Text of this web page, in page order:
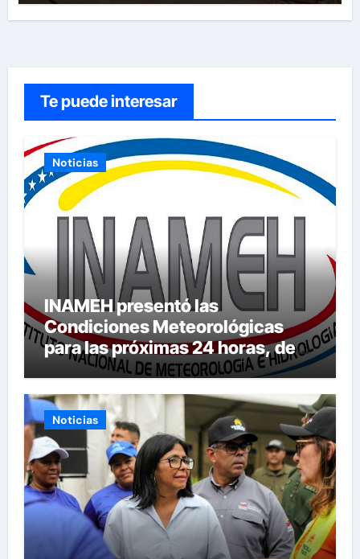
Te puede interesar
Noticias
INAMEH presentó las
Condiciones Meteorológicas
para las próximas 24 horas, de
este jueves 6 de agosto 2026
Noticias